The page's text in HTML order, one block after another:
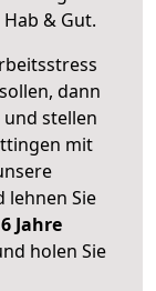
& Gut.
dann
stellen
mit
lehnen Sie
Jahre
holen Sie